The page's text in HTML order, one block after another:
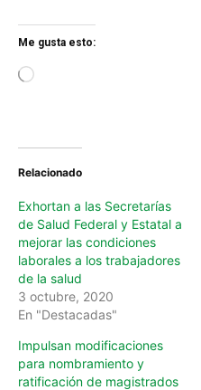
Me gusta esto:
g
Relacionado
Exhortan a las Secretarías
de Salud Federal y Estatal a
mejorar las condiciones
laborales a los trabajadores
de la salud
3 octubre, 2020
En "Destacadas"
Impulsan modificaciones
para nombramiento y
ratificación de magistrados